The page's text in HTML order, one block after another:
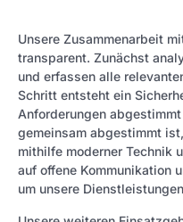
Unsere Zusammenarbeit
transparent. Zunächst
und erfassen alle
Schritt entsteht ein
Anforderungen
gemeinsam abgestimmt
mithilfe moderner Technik
auf offene Kommunikation
um unsere